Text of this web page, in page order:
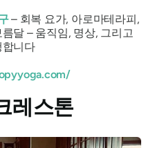
– 회복 요가, 아로마테라피,
달 – 움직임, 명상, 그리고
합니다
레스톤